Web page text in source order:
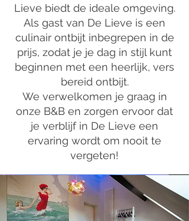
Lieve biedt de ideale omgeving.
Als gast van De Lieve is een
culinair ontbijt inbegrepen in de
prijs, zodat je je dag in stijl kunt
beginnen met een heerlijk, vers
bereid ontbijt.
We verwelkomen je graag in
onze B&B en zorgen ervoor dat
je verblijf in De Lieve een
ervaring wordt om nooit te
vergeten!